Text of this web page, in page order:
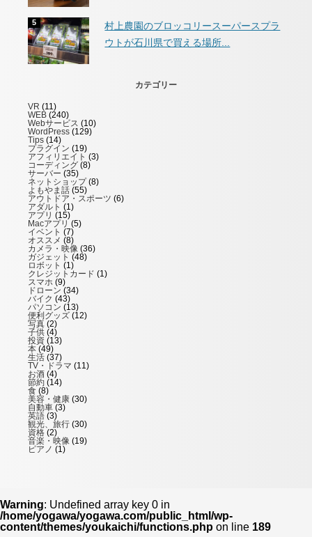
村上農園のブロッコリースーパースプラ
ウトが石川県で買える場所...
カテゴリー
VR (11)
WEB (240)
Webサービス (10)
WordPress (129)
Tips (14)
プラグイン (19)
アフィリエイト (3)
コーディング (8)
サーバー (35)
ネットショップ(8)
よもやま話 (55)
アウトドア・スポーツ (6)
アダルト (1)
アプリ (15)
Macアプリ (5)
イベント (7)
オススメ (8)
カメラ・映像 (36)
ガジェット (48)
ロボット (1)
クレジットカード (1)
スマホ (9)
ドローン (34)
バイク (43)
パソコン (13)
便利グッズ (12)
写真 (2)
子供 (4)
投資 (13)
本 (49)
生活 (37)
TV・ドラマ (11)
お酒 (4)
節約 (14)
食 (8)
美容・健康 (30)
自動車 (3)
英語 (3)
観光、旅行 (30)
資格 (2)
音楽・映像 (19)
ピアノ (1)
Warning: Undefined array key 0 in
/home/yogawa/yogawa.com/public_html/wp-
content/themes/youkaichi/functions.php on line 189